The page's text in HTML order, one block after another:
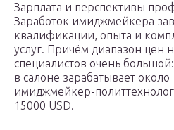
Зарплата и перспективы
Заработок имиджмейкера
квалификации, опыта и
услуг. Причём диапазон цен
специалистов очень
в салоне зарабатывает около
имиджмейкер-
15000 USD.